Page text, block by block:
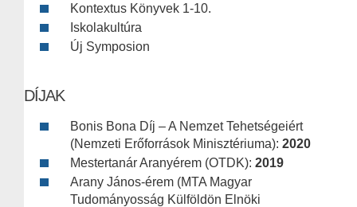
Kontextus Könyvek 1-10.
Iskolakultúra
Új Symposion
DÍJAK
Bonis Bona Díj – A Nemzet Tehetségeiért
(Nemzeti Erőforrások Minisztériuma): 2020
Mestertanár Aranyérem (OTDK): 2019
Arany János-érem (MTA Magyar
Tudományosság Külföldön Elnöki